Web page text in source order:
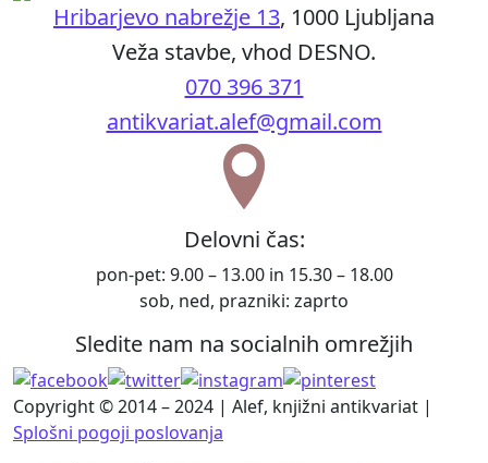
Hribarjevo nabrežje 13, 1000 Ljubljana
Veža stavbe, vhod DESNO.
070 396 371
antikvariat.alef@gmail.com
Delovni čas:
pon-pet: 9.00 – 13.00 in 15.30 – 18.00
sob, ned, prazniki: zaprto
Sledite nam na socialnih omrežjih
Copyright © 2014 – 2024 | Alef, knjižni antikvariat |
Splošni pogoji poslovanja